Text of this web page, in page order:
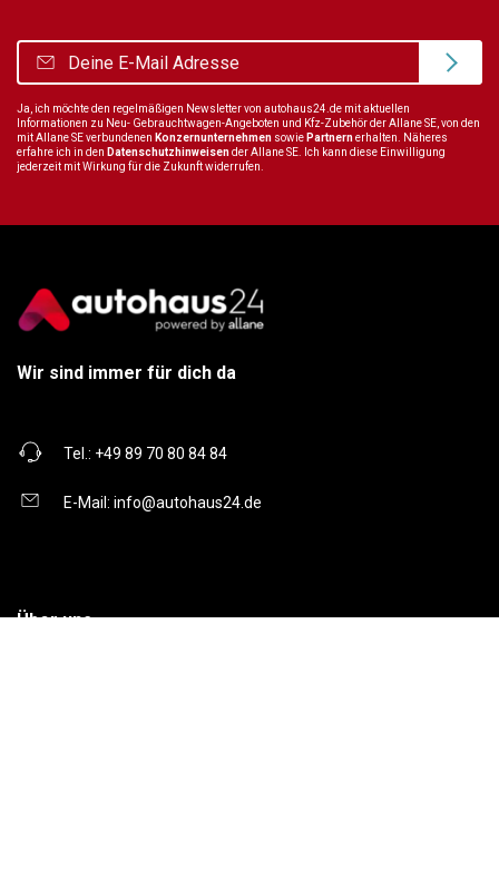
Ja, ich möchte den regelmäßigen Newsletter von autohaus24.de mit aktuellen
Informationen zu Neu- Gebrauchtwagen-Angeboten und Kfz-Zubehör der Allane SE, von den
mit Allane SE verbundenen Konzernunternehmen sowie Partnernerhalten. Näheres
erfahre ich in den Datenschutzhinweisender Allane SE. Ich kann diese Einwilligung
jederzeit mit Wirkung für die Zukunft widerrufen.
Wir sind immer für dich da
Tel.: +49 89 70 80 84 84
E-Mail: info@autohaus24.de
Über uns